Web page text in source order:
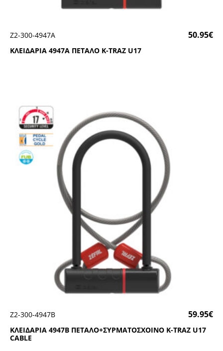
ΚΛΕΙΔΑΡΙΑ 4947Α ΠΕΤΑΛΟ Κ-ΤRΑΖ U17
Ζ2-300-4947Α 50.95€
ΚΛΕΙΔΑΡΙΑ 4947Β ΠΕΤΑΛΟ+ΣΥΡΜΑΤΟΣΧΟΙΝΟ Κ-ΤRΑΖ U17
CΑΒLΕ
Ζ2-300-4947Β 59.95€